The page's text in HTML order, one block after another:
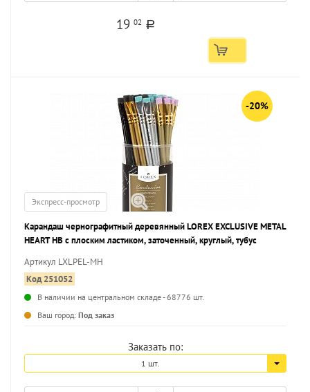
1902 a
-20%
Экспресс-просмотр
Карандаш чернографитный деревянный LOREX EXCLUSIVE METAL
HEART НВ с плоским ластиком, заточенный, круглый, тубус
Артикул LXLPEL-MH
Код 251052
В наличии на центральном складе - 68776 шт.
Ваш город: Под заказ
Заказать по:
1 шт.